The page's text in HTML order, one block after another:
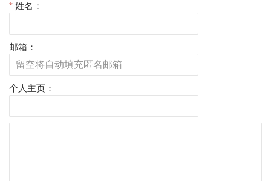
* 姓名：
邮箱：
个人主页：